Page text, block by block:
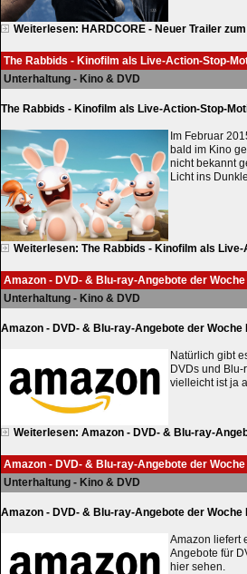
Weiterlesen: HARDCORE - Neuer Trailer
The Rabbids - Kinofilm als Live-Action-Stop-
Unterhaltung - Kino & DVD
The Rabbids - Kinofilm als Live-Action-Stop-
Im Februar
bald im Kino
nicht bekannt
Licht ins
Weiterlesen: The Rabbids - Kinofilm als
Amazon - DVD- & Blu-ray-Angebote der Woche
Unterhaltung - Kino & DVD
Amazon - DVD- & Blu-ray-Angebote der Woche
Natürlich gibt
DVDs und
vielleicht ist ja
Weiterlesen: Amazon - DVD- & Blu-ray-
Amazon - DVD- & Blu-ray-Angebote der Woche
Unterhaltung - Kino & DVD
Amazon - DVD- & Blu-ray-Angebote der Woche
Amazon liefert
Angebote für
hier sehen.